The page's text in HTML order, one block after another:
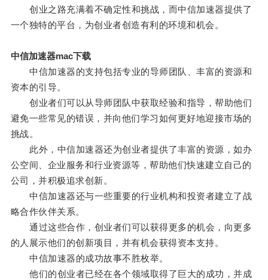
创业之路充满着不确定性和挑战，而中信加速器提供了
一个独特的平台，为创业者创造有利的环境和机会。
中信加速器mac下载
中信加速器的支持包括专业的导师团队、丰富的资源和
资本的引导。
创业者们可以从导师团队中获取经验和指导，帮助他们
避免一些常见的错误，并向他们学习如何更好地迎接市场的
挑战。
此外，中信加速器还为创业者提供了丰富的资源，如办
公空间、企业服务和行业资源等，帮助他们快速建立自己的
公司，并积极追求创新。
中信加速器还与一些重要的行业机构和投资者建立了战
略合作伙伴关系。
通过这些合作，创业者们可以获得更多的机会，向更多
的人展示他们的创新项目，并有机会获得资本支持。
中信加速器的成功故事不胜枚举。
他们的创业者已经在各个领域取得了巨大的成功，并成